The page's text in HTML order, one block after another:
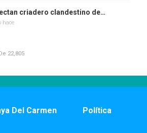
criadero clandestino de…
hace
22,805
Del Carmen Política